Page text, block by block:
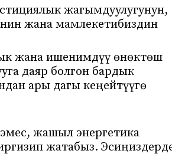
жагымдуулугунун,
жана мамлекетибиздин
жана ишенимдүү өнөктөш
даяр болгон бардык
ары дагы кеңейтүүгө
жашыл энергетика
жатабыз.